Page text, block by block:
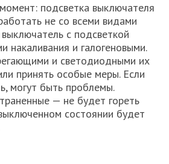
подсветка выключателя
не со всеми видами
с подсветкой
накаливания и галогеновыми.
и светодиодными их
принять особые меры. Если
могут быть проблемы.
— не будет гореть
состоянии будет